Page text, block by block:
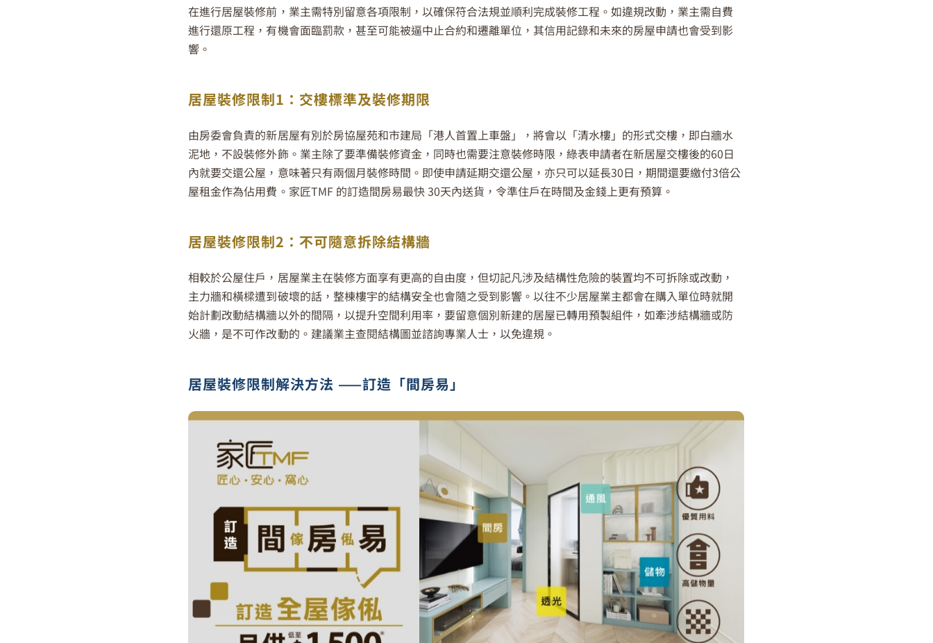
在進行居屋裝修前，業主需特別留意各項限制，以確保符合法規並順利完成裝修工程。如違規改動，業主需自費
進行還原工程，有機會面臨罰款，甚至可能被逼中止合約和遷離單位，其信用記錄和未來的房屋申請也會受到影
響。
居屋裝修限制1：交樓標準及裝修期限
由房委會負責的新居屋有別於房協屋苑和市建局「港人首置上車盤」，將會以「清水樓」的形式交樓，即白牆水
泥地，不設裝修外飾。業主除了要準備裝修資金，同時也需要注意裝修時限，綠表申請者在新居屋交樓後的60日
內就要交還公屋，意味著只有兩個月裝修時間。即使申請延期交還公屋，亦只可以延長30日，期間還要繳付3倍公
屋租金作為佔用費。家匠TMF 的訂造間房易最快 30天內送貨，令準住戶在時間及金錢上更有預算。
居屋裝修限制2：不可隨意拆除結構牆
相較於公屋住戶，居屋業主在裝修方面享有更高的自由度，但切記凡涉及結構性危險的裝置均不可拆除或改動，
主力牆和橫樑遭到破壞的話，整棟樓宇的結構安全也會隨之受到影響。以往不少居屋業主都會在購入單位時就開
始計劃改動結構牆以外的間隔，以提升空間利用率，要留意個別新建的居屋已轉用預製組件，如牽涉結構牆或防
火牆，是不可作改動的。建議業主查閱結構圖並諮詢專業人士，以免違規。
居屋裝修限制解決方法 ——訂造 「間房易」